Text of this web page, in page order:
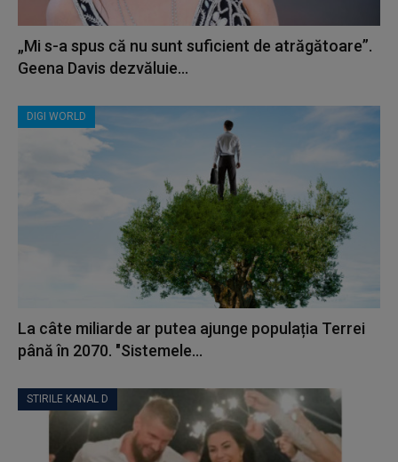
„Mi s-a spus că nu sunt suficient de atrăgătoare”.
Geena Davis dezvăluie...
DIGI WORLD
La câte miliarde ar putea ajunge populația Terrei
până în 2070. "Sistemele...
STIRILE KANAL D